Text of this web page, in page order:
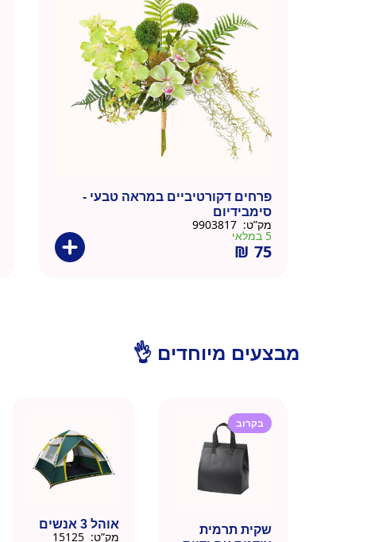
פרחים דקורטיביים במראה טבעי -
סימבידיום
מק”ט:
5 במלאי
₪ 75
מבצעים מיוחדים 👌
בקרוב
שקית תרמית
אוהל 3 אנשים
מק”ט: